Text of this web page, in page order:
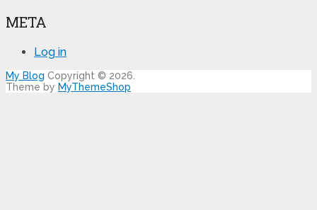
META
Log in
My Blog Copyright © 2026.
Theme by MyThemeShop